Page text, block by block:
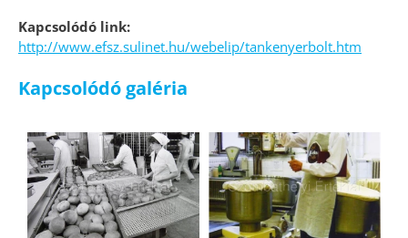
Kapcsolódó link:
http://www.efsz.sulinet.hu/webelip/tankenyerbolt.htm
Kapcsolódó galéria